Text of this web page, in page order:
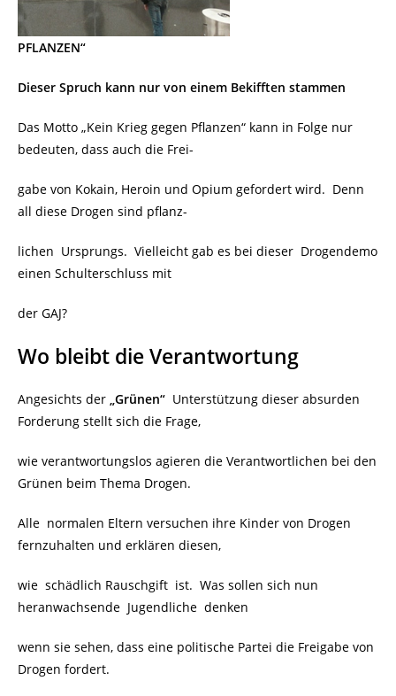
PFLANZEN“
Dieser Spruch kann nur von einem Bekifften stammen
Das Motto „Kein Krieg gegen Pflanzen“ kann in Folge nur
bedeuten, dass auch die Frei-
gabe von Kokain, Heroin und Opium gefordert wird. Denn
all diese Drogen sind pflanz-
lichen Ursprungs. Vielleicht gab es bei dieser Drogendemo
einen Schulterschluss mit
der GAJ?
Wo bleibt die Verantwortung
Angesichts der „Grünen“ Unterstützung dieser absurden
Forderung stellt sich die Frage,
wie verantwortungslos agieren die Verantwortlichen bei den
Grünen beim Thema Drogen.
Alle normalen Eltern versuchen ihre Kinder von Drogen
fernzuhalten und erklären diesen,
wie schädlich Rauschgift ist. Was sollen sich nun
heranwachsende Jugendliche denken
wenn sie sehen, dass eine politische Partei die Freigabe von
Drogen fordert.